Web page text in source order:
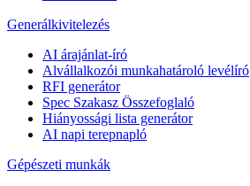
Generálkivitelezés
AI árajánlat-író
Alvállalkozói munkahatároló levélíró
RFI generátor
Spec Szakasz Összefoglaló
Hiányossági lista generátor
AI napi terepnapló
Gépészeti munkák